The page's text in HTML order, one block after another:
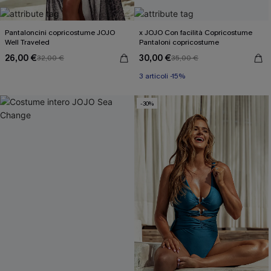
Pantaloncini copricostume JOJO
Well Traveled
26,00 €32,00 €
x JOJO Con facilità Copricostume
Pantaloni copricostume
30,00 €35,00 €
3 articoli -15%
-30%